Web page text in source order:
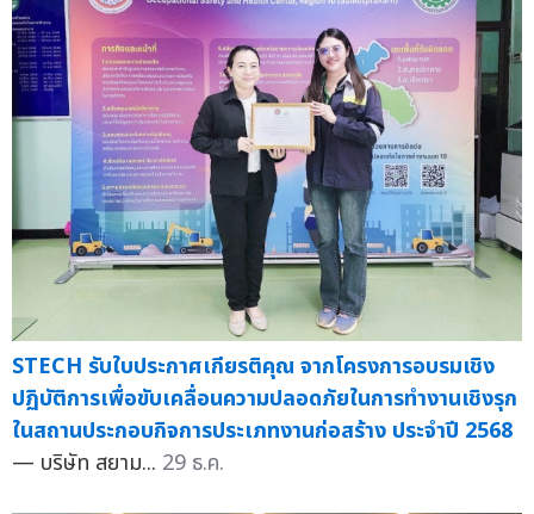
STECH รับใบประกาศเกียรติคุณ จากโครงการอบรมเชิง
ปฏิบัติการเพื่อขับเคลื่อนความปลอดภัยในการทำงานเชิงรุก
ในสถานประกอบกิจการประเภทงานก่อสร้าง ประจำปี 2568
— บริษัท สยาม... 29 ธ.ค.